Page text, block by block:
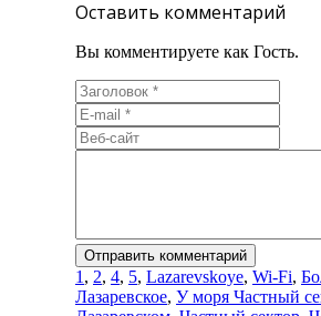
Оставить комментарий
Вы комментируете как Гость.
1 , 2, 4, 5, Lazarevskoye, Wi-Fi,
Лазаревское, У моря Частный